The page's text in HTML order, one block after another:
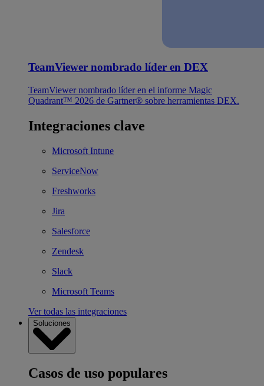
TeamViewer nombrado líder en DEX
TeamViewer nombrado líder en el informe Magic
Quadrant™ 2026 de Gartner® sobre herramientas DEX.
Integraciones clave
Microsoft Intune
ServiceNow
Freshworks
Jira
Salesforce
Zendesk
Slack
Microsoft Teams
Ver todas las integraciones
Soluciones
Casos de uso populares